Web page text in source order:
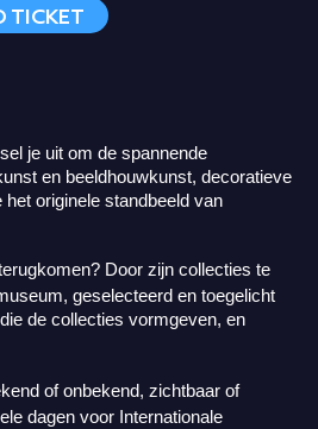
TICKET
je uit om de spannende
en beeldhouwkunst, decoratieve
originele standbeeld van
Door zijn collecties te
geselecteerd en toegelicht
de collecties vormgeven, en
of onbekend, zichtbaar of
dagen voor Internationale